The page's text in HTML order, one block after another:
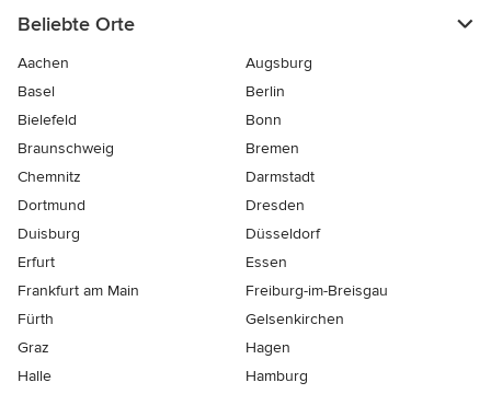
Beliebte Orte
Aachen
Augsburg
Basel
Berlin
Bielefeld
Bonn
Braunschweig
Bremen
Chemnitz
Darmstadt
Dortmund
Dresden
Duisburg
Düsseldorf
Erfurt
Essen
Frankfurt am Main
Freiburg-im-Breisgau
Fürth
Gelsenkirchen
Graz
Hagen
Halle
Hamburg